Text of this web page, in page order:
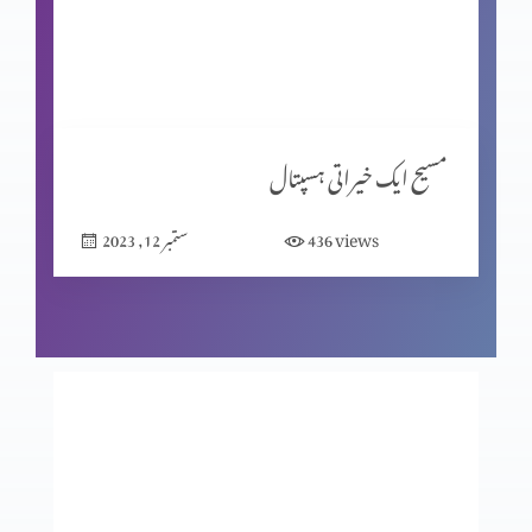
یسعیاہ کی کتاب باب 53 (حصہ 2)
یسعیاہ کی کتاب 53 باب
مسیح ایک خیراتی ہسپتال
ستمبر 12, 2023 436views